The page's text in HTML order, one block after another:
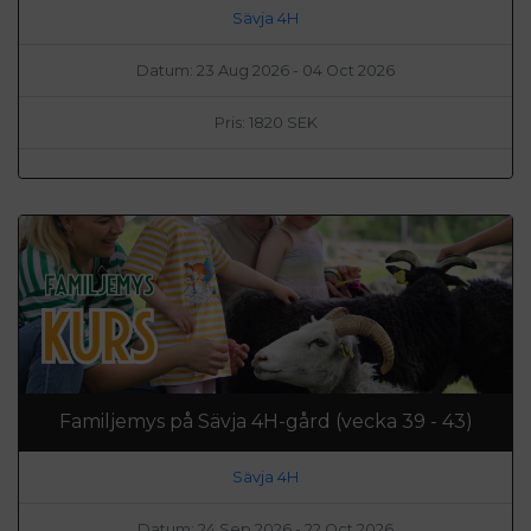
Sävja 4H
Datum: 23 Aug 2026 - 04 Oct 2026
Pris: 1820 SEK
Familjemys på Sävja 4H-gård (vecka 39 - 43)
Sävja 4H